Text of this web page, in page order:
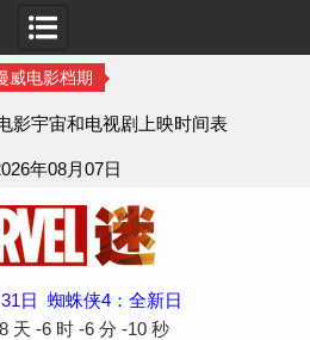
威电影档期
影宇宙和电视剧上映时间表
年08月07日
31日
蜘蛛侠4：全新日
天 -6 时 -6 分 -11 秒